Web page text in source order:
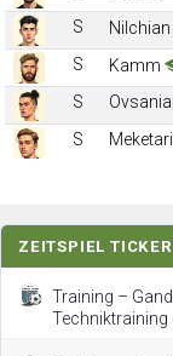
S
Nilchian
S
Kamm
S
S
ZEITSPIEL TICKER
Training –
Techniktraining